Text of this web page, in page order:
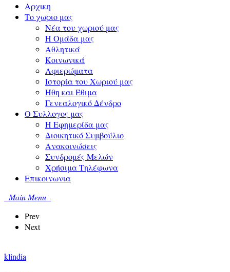
Αρχικη
Το χωριο μας
Νέα του χωριού μας
Η Ομάδα μας
Αθλητικά
Κοινωνικά
Αφιερώματα
Ιστορία του Χωριού μας
Ήθη και Έθιμα
Γενεαλογικό Δένδρο
Ο Συλλογος μας
Η Εφημερίδα μας
Διοικητικό Συμβούλιο
Ανακοινώσεις
Συνδρομές Μελών
Χρήσιμα Τηλέφωνα
Επικοινωνια
Main Menu
Prev
Next
klindia